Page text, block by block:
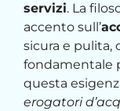
servizi. La
accento sull’
sicura e pulita,
fondamentale
questa
erogatori